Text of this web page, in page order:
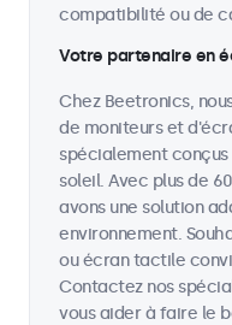
compatibilité ou de
Votre partenaire en
Chez Beetronics,
de moniteurs et
spécialement
soleil. Avec plus de
avons une solution
environnement.
ou écran tactile
Contactez nos
vous aider à faire le